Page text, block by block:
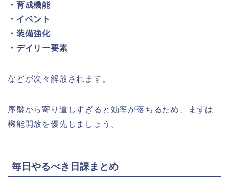
・育成機能
・イベント
・装備強化
・デイリー要素
などが次々解放されます。
序盤から寄り道しすぎると効率が落ちるため、まずは
機能開放を優先しましょう。
毎日やるべき日課まとめ